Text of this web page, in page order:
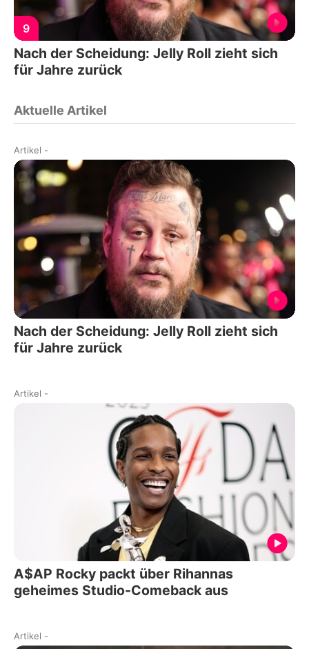
9
Nach der Scheidung: Jelly Roll zieht sich
für Jahre zurück
Aktuelle Artikel
Artikel -
Nach der Scheidung: Jelly Roll zieht sich
für Jahre zurück
Artikel -
A$AP Rocky packt über Rihannas
geheimes Studio-Comeback aus
Artikel -